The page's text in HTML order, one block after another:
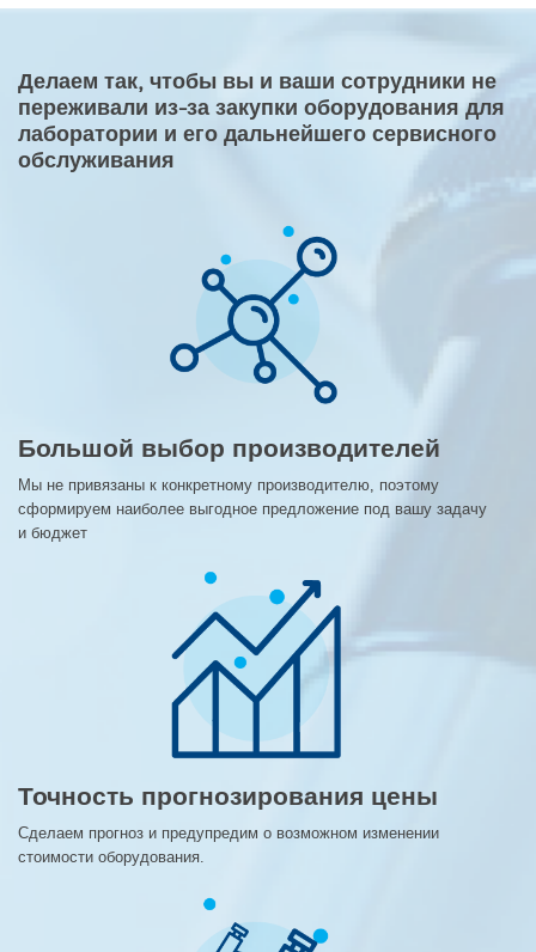
Делаем так, чтобы вы и ваши сотрудники не
переживали из-за закупки оборудования для
лаборатории и его дальнейшего сервисного
обслуживания
Большой выбор производителей
Мы не привязаны к конкретному производителю, поэтому
сформируем наиболее выгодное предложение под вашу задачу
и бюджет
Точность прогнозирования цены
Сделаем прогноз и предупредим о возможном изменении
стоимости оборудования.